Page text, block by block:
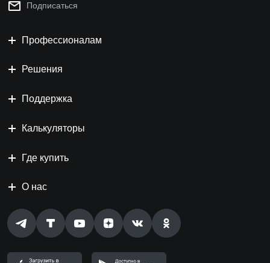
Подписаться
Профессионалам
Решения
Поддержка
Калькуляторы
Где купить
О нас